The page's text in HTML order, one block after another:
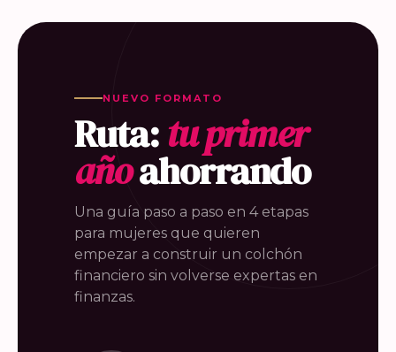
NUEVO FORMATO
Ruta:tu primer
añoahorrando
Una guía paso a paso en 4 etapas
para mujeres que quieren
empezar a construir un colchón
financiero sin volverse expertas en
finanzas.